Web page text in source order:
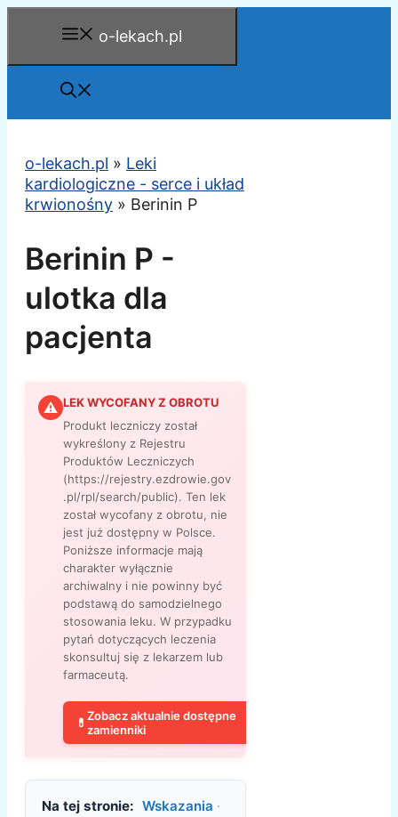
o-lekach.pl
o-lekach.pl » Leki
kardiologiczne - serce i układ
krwionośny » Berinin P
Berinin P -
ulotka dla
pacjenta
⚠ LEK WYCOFANY Z OBROTU
Produkt leczniczy został
wykreślony z Rejestru
Produktów Leczniczych
(https://rejestry.ezdrowie.gov
.pl/rpl/search/public). Ten lek
został wycofany z obrotu, nie
jest już dostępny w Polsce.
Poniższe informacje mają
charakter wyłącznie
archiwalny i nie powinny być
podstawą do samodzielnego
stosowania leku. W przypadku
pytań dotyczących leczenia
skonsultuj się z lekarzem lub
farmaceutą.
💊 Zobacz aktualnie dostępne
zamienniki
Na tej stronie: Wskazania ·